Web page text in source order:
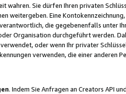
wahren. Sie dürfen Ihren privaten
weitergeben. Eine
die gegebenenfalls unter
Organisation durchgeführt werden.
verwendet, oder wenn Ihr privater
verwenden, die einer anderen
. Indem Sie Anfragen an Creators API